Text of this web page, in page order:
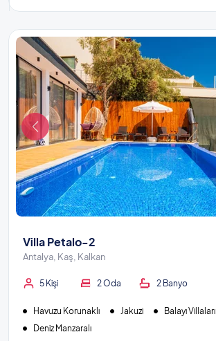
Villa Petalo-2
Antalya, Kaş, Kalkan
5 Kişi 2 Oda 2 Banyo
Havuzu Korunaklı Jakuzi
Balayı Villaları
Deniz Manzaralı